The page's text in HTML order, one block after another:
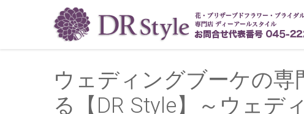
ウェディングブーケの
る【DR Style】～ウェデ